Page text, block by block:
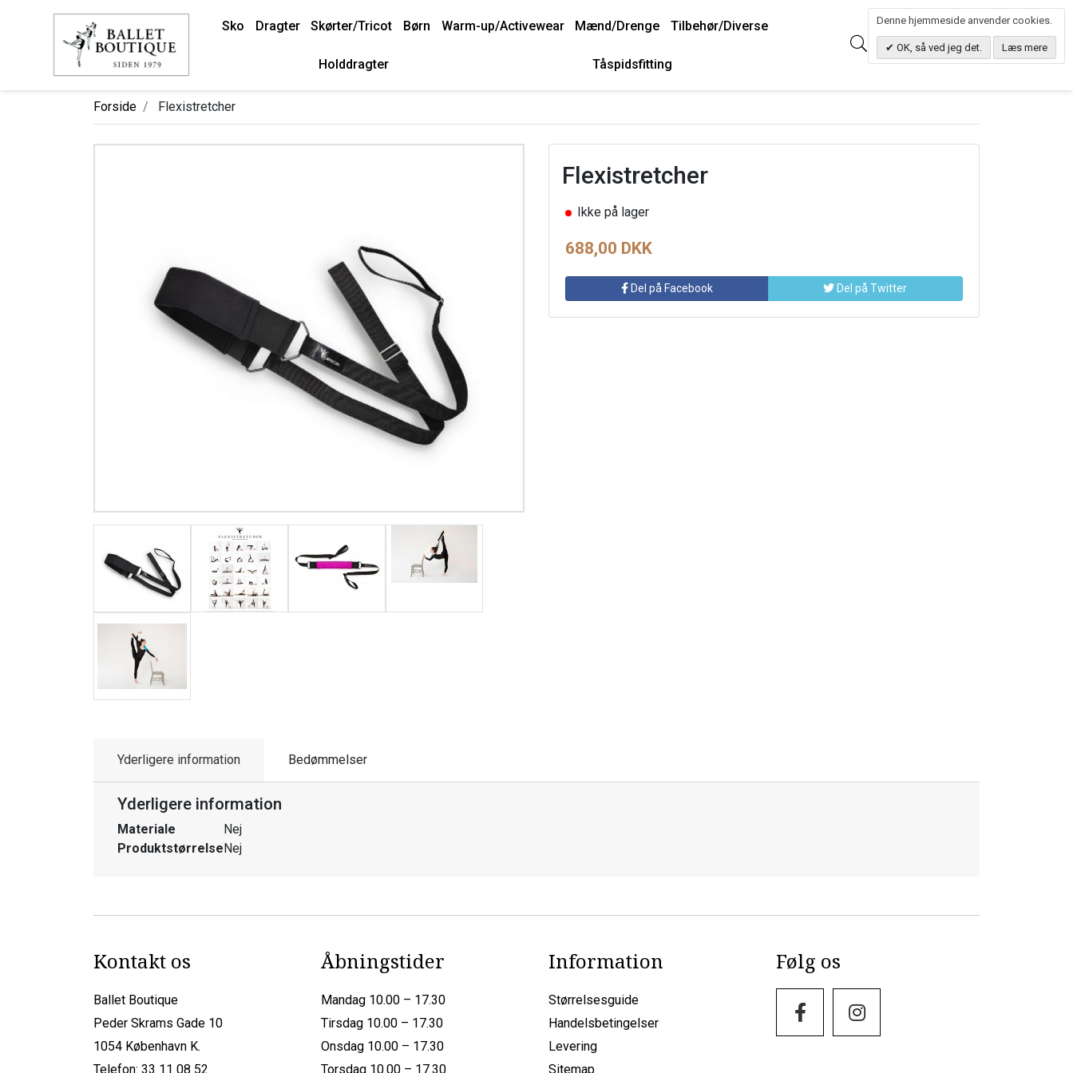
Sko Dragter Skørter/Tricot Børn Warm-up/Activewear Mænd/Drenge Tilbehør/Diverse
Holddragter Tåspidsfitting
Søg 0.00 DKK
Forside Flexistretcher
Flexistretcher
Ikke på lager
688,00 DKK
Del på Facebook Del på Twitter
Yderligere information Bedømmelser
Yderligere information
Materiale
Nej
ProduktstørrelseNej
Kontakt os
Ballet Boutique
Peder Skrams Gade 10
1054 København K.
Telefon: 33 11 08 52
Åbningstider
Mandag 10.00 – 17.30
Tirsdag 10.00 – 17.30
Onsdag 10.00 – 17.30
Torsdag 10.00 – 17.30
Information
Størrelsesguide
Handelsbetingelser
Levering
Sitemap
Følg os
Denne hjemmeside anvender cookies.
OK, så ved jeg det. Læs mere